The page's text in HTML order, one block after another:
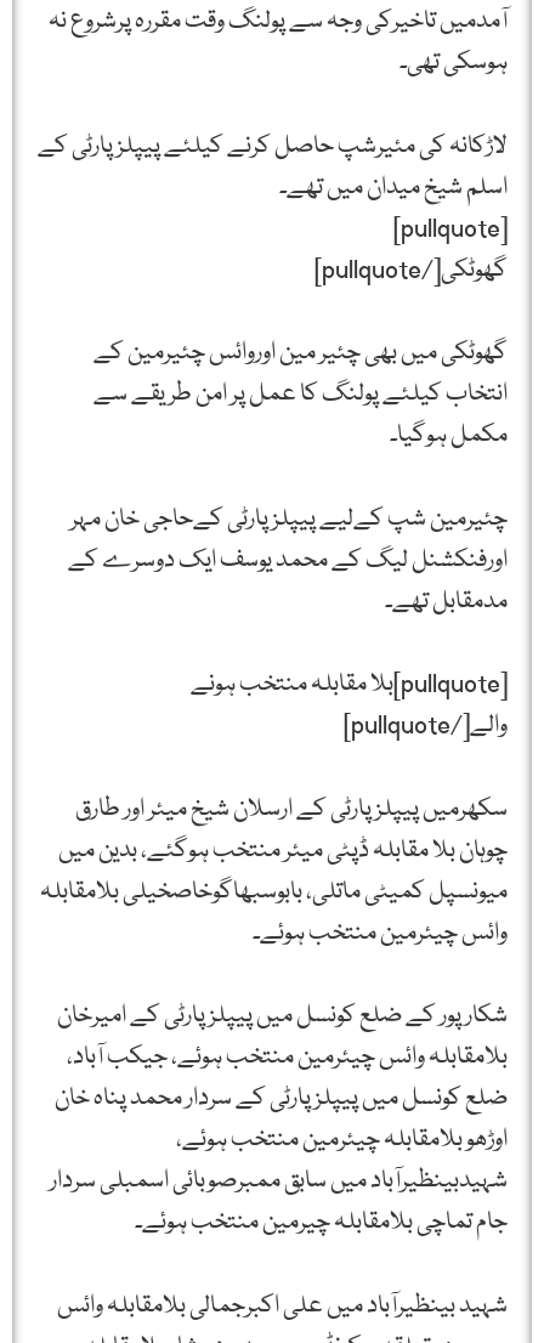
آمدمیں تاخیرکی وجہ سے پولنگ وقت مقررہ پرشروع نہ
ہوسکی تھی۔
لاڑکانہ کی مئیرشپ حاصل کرنے کیلئے پیپلز پارٹی کے
اسلم شیخ میدان میں تھے۔
[pullquote]
گھوٹکی[/pullquote]
گھوٹکی میں بھی چئیر مین اوروائس چئیرمین کے
انتخاب کیلئے پولنگ کا عمل پر امن طریقے سے
مکمل ہوگیا۔
چئیرمین شپ کےلیے پیپلز پارٹی کےحاجی خان مہر
اورفنکشنل لیگ کے محمد یوسف ایک دوسرے کے
مدمقابل تھے۔
[pullquote]بلا مقابلہ منتخب ہونے
والے[/pullquote]
سکھرمیں پیپلز پارٹی کے ارسلان شیخ میئر اور طارق
چوہان بلا مقابلہ ڈپٹی میئر منتخب ہوگئے، بدین میں
میونسپل کمیٹی ماتلی، بابوسبھاگوخاصخیلی بلامقابلہ
وائس چیئرمین منتخب ہوئے۔
شکارپور کے ضلع کونسل میں پیپلزپارٹی کے امیرخان
بلامقابلہ وائس چیئرمین منتخب ہوئے، جیکب آباد،
ضلع کونسل میں پیپلزپارٹی کے سردار محمد پناہ خان
اوڑھو بلامقابلہ چیئرمین منتخب ہوئے،
شہیدبینظیرآباد میں سابق ممبرصوبائی اسمبلی سردار
جام تماچی بلامقابلہ چیرمین منتخب ہوئے۔
شہید بینظیرآباد میں علی اکبرجمالی بلامقابلہ وائس